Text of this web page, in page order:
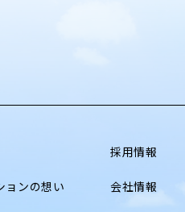
ョンの想い
採用情報
会社情報